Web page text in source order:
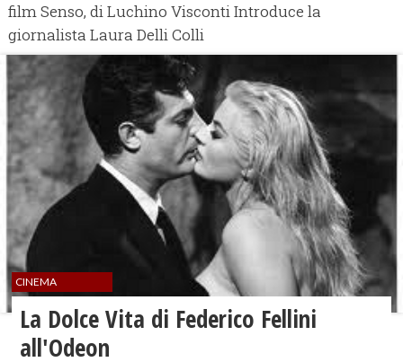
film Senso, di Luchino Visconti Introduce la
giornalista Laura Delli Colli
CINEMA
La Dolce Vita di Federico Fellini
all'Odeon